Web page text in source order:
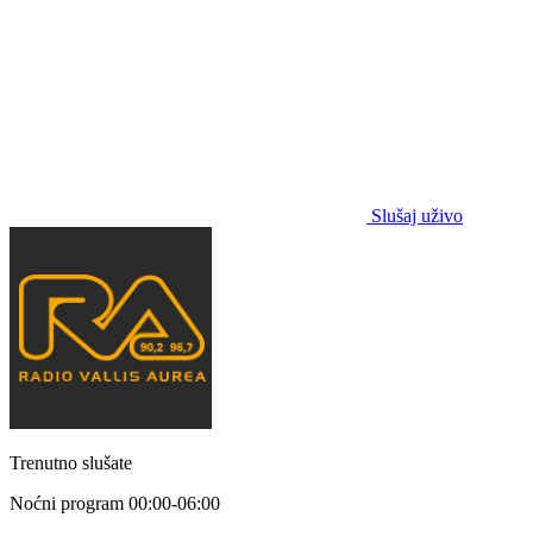
Slušaj uživo
Trenutno slušate
Noćni program 00:00-06:00